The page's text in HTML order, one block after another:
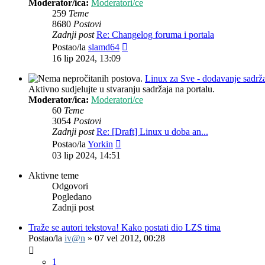
Moderator/ica: Moderatori/ce
259 Teme
8680 Postovi
Zadnji post Re: Changelog foruma i portala
Postao/la slamd64
16 lip 2024, 13:09
Linux za Sve - dodavanje
Aktivno sudjelujte u stvaranju sadržaja na portalu.
Moderator/ica: Moderatori/ce
60 Teme
3054 Postovi
Zadnji post Re: [Draft] Linux u doba an...
Postao/la Yorkin
03 lip 2024, 14:51
Aktivne teme
Odgovori
Pogledano
Zadnji post
Traže se autori tekstova! Kako postati dio LZS tima
Postao/la iv@n » 07 vel 2012, 00:28
1